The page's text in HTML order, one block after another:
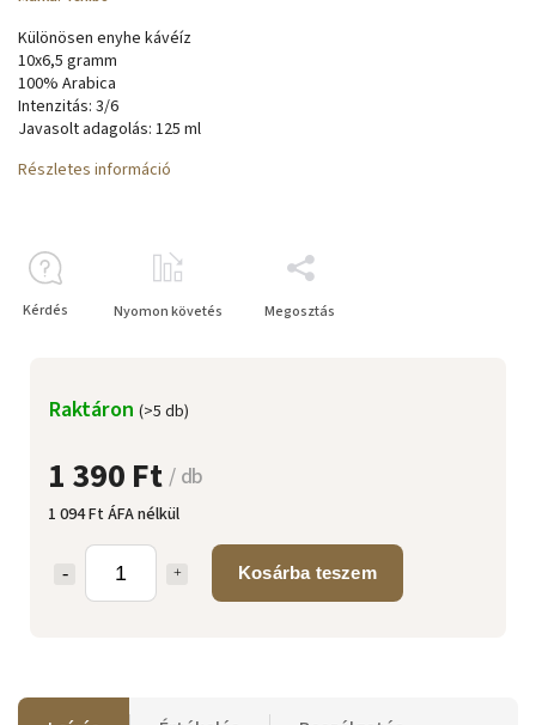
1 390 Ft/ db
1 094 Ft ÁFA nélkül
Kosárba teszem
Raktáron (>5 db)
Különösen enyhe kávéíz
10x6,5 gramm
100% Arabica
Intenzitás: 3/6
Javasolt adagolás: 125 ml
Részletes információ
Kérdés Nyomon követés Megosztás